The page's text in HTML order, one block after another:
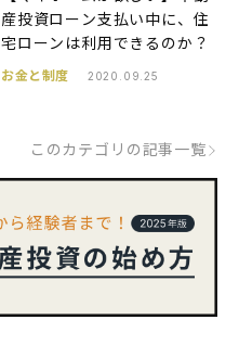
産投資ローン支払い中に、住
宅ローンは利用できるのか？
お金と制度 2020.09.25
このカテゴリの記事一覧